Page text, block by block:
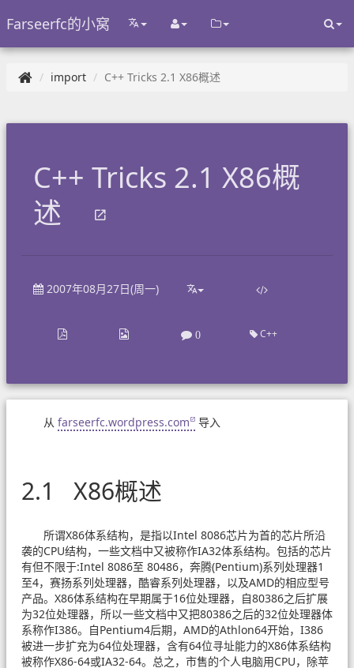
Farseerfc的小窝
import C++ Tricks 2.1 X86概述
C++ Tricks 2.1 X86概
述
2007年08月27日(周一)
0 C++
从 farseerfc.wordpress.com 导入
2.1 X86概述
所谓X86体系结构，是指以Intel 8086芯片为首的芯片所沿
袭的CPU结构，一些文档中又被称作IA32体系结构。包括的芯片
有但不限于:Intel 8086至 80486，奔腾(Pentium)系列处理器1
至4，赛扬系列处理器，酷睿系列处理器，以及AMD的相应型号
产品。X86体系结构在早期属于16位处理器，自80386之后扩展
为32位处理器，所以一些文档中又把80386之后的32位处理器体
系称作I386。自Pentium4后期，AMD的Athlon64开始，I386
被进一步扩充为64位处理器，含有64位寻址能力的X86体系结构
被称作X86-64或IA32-64。总之，市售的个人电脑用CPU，除苹